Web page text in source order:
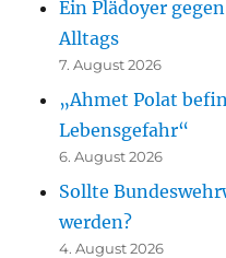
Ein Plädoyer
Alltags
7. August 2026
„Ahmet Polat
Lebensgefahr“
6. August 2026
Sollte
werden?
4. August 2026